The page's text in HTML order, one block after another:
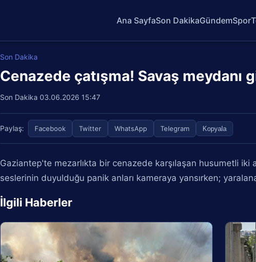
Ana SayfaSon DakikaGündemSpor
Son Dakika
Cenazede çatışma! Savaş meydanı
Son Dakika 03.06.2026 15:47
Paylaş: Facebook Twitter WhatsApp Telegram Kopyala
Gaziantep'te mezarlıkta bir cenazede karşılaşan husumetli iki
seslerinin duyulduğu panik anları kameraya yansırken;
İlgili Haberler